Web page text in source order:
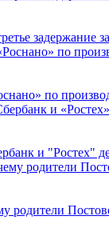
задержание
по
и "Ростех"
родители